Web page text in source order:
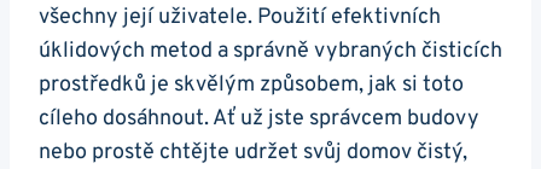
všechny její uživatele. Použití efektivních
úklidových‌ metod a správně vybraných čisticích
prostředků je skvělým způsobem, jak si toto
cíleho​ dosáhnout. Ať už jste správcem budovy
nebo‍ prostě chtějte udržet svůj‌ domov čistý,